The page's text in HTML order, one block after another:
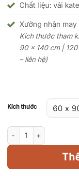
Chất liệu: vải
Xưởng nhận
Kích thước tham
90 x 140 cm |
– liên hệ)
Kích thước
Lá cờ Namibia số lượng